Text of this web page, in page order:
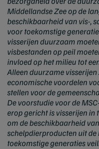
Middellandse Zee op de
beschikbaarheid van vis-,
voor toekomstige
visserijen duurzaam
visbestanden op peil
invloed op het milieu tot
Alleen duurzame
economische voordelen
stellen voor de
De voorstudie voor de
erop gericht is visserijen in
om de beschikbaarheid
schelpdierproducten uit
toekomstige generaties